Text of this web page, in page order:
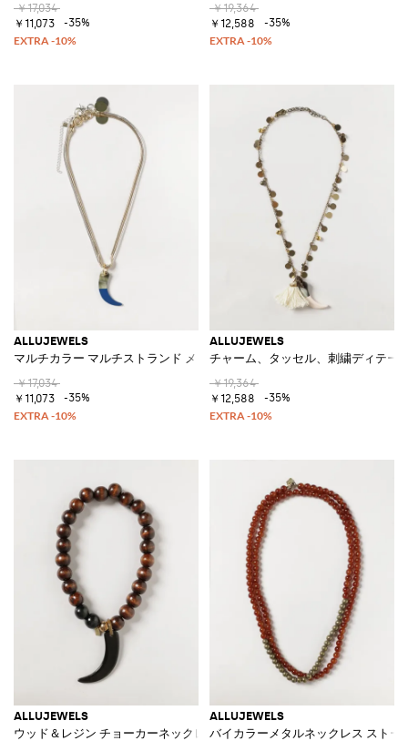
￥17,034
￥11,073
-35%
￥19,364
￥12,588
-35%
ALLUJEWELS
マルチカラー マルチストランド メタルネックレス スライディングペンダ
￥17,034
￥11,073
-35%
ALLUJEWELS
チャーム、タッセル、刺繍ディテー
￥19,364
￥12,588
-35%
ALLUJEWELS
ウッド＆レジン チョーカーネックレス チャーム＆マグネットクラスプ付
ALLUJEWELS
バイカラーメタルネックレス ストー